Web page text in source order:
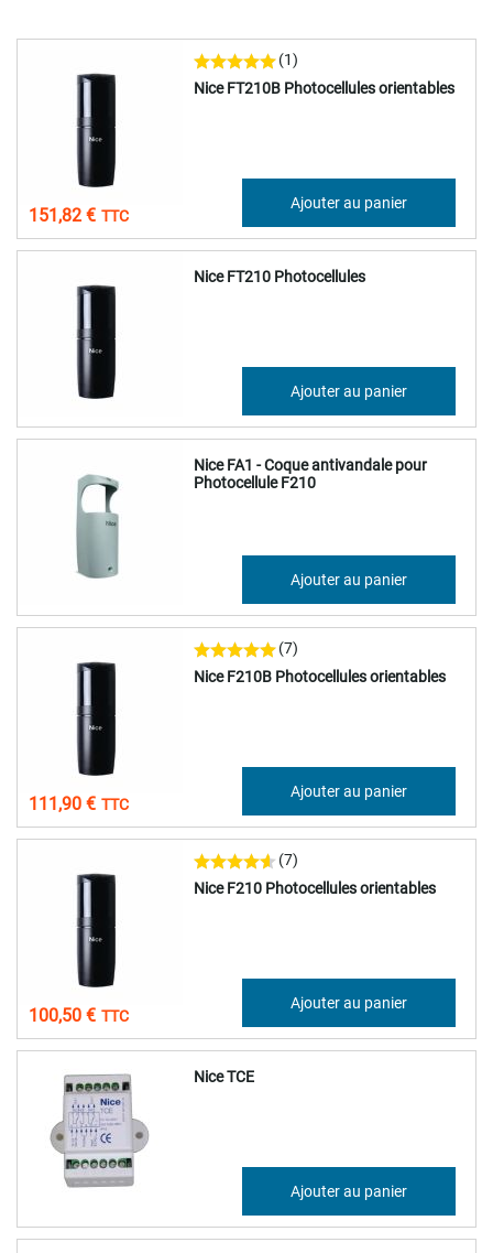
Nice FT210B Photocellules orientables
(1)
151,82 €
126,52 € Ajouter au panier
Nice FT210 Photocellules
173,34 €
144,45 € Ajouter au panier
Nice FA1 - Coque antivandale pour
Photocellule F210
44,82 € Ajouter au panier
Nice F210B Photocellules orientables
(7)
111,90 €
Ajouter au panier
Nice F210 Photocellules orientables
(7)
100,50 €
Ajouter au panier
Nice TCE
84,62 € Ajouter au panier